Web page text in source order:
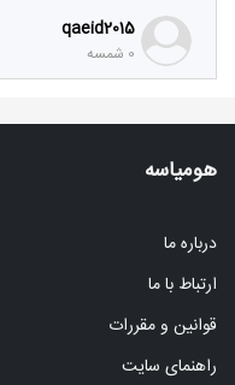
qaeid2015
0 شمسه
هومیاسه
درباره ما
ارتباط با ما
قوانین و مقررات
راهنمای سایت